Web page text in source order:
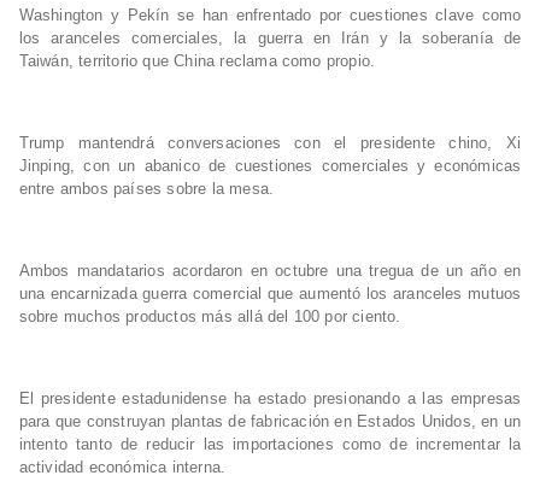
Washington y Pekín se han enfrentado por cuestiones clave como
los aranceles comerciales, la guerra en Irán y la soberanía de
Taiwán, territorio que China reclama como propio.
Trump mantendrá conversaciones con el presidente chino, Xi
Jinping, con un abanico de cuestiones comerciales y económicas
entre ambos países sobre la mesa.
Ambos mandatarios acordaron en octubre una tregua de un año en
una encarnizada guerra comercial que aumentó los aranceles mutuos
sobre muchos productos más allá del 100 por ciento.
El presidente estadunidense ha estado presionando a las empresas
para que construyan plantas de fabricación en Estados Unidos, en un
intento tanto de reducir las importaciones como de incrementar la
actividad económica interna.